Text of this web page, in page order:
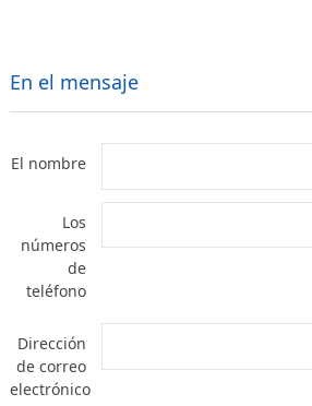
En el mensaje
El nombre
Los
números
de
teléfono
Dirección
de correo
electrónico